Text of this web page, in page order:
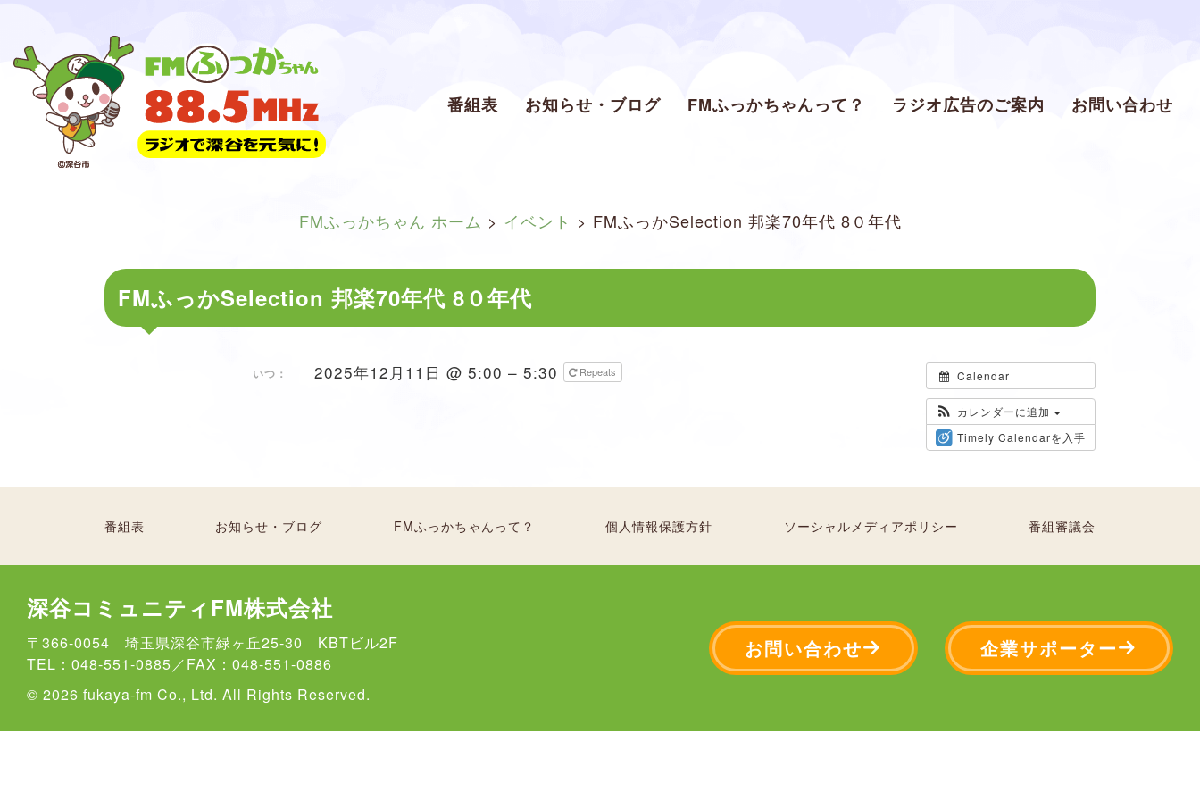
番組表 お知らせ・ブログ FMふっかちゃんって？ ラジオ広告のご案内 お問い合わせ
FMふっかちゃん ホーム > イベント > FMふっかSelection 邦楽70年代 8０年代
FMふっかSelection 邦楽70年代 8０年代
Calendar
カレンダーに追加
Timely Calendarを入手
いつ： 2025年12月11日 @ 5:00 – 5:30 Repeats
番組表 お知らせ・ブログ FMふっかちゃんって？ 個人情報保護方針 ソーシャルメディアポリシー 番組審議会
深谷コミュニティFM株式会社
〒366-0054 埼玉県深谷市緑ヶ丘25-30 KBTビル2F
TEL：048-551-0885／FAX：048-551-0886
© 2026 fukaya-fm Co., Ltd. All Rights Reserved.
お問い合わせ 企業サポーター